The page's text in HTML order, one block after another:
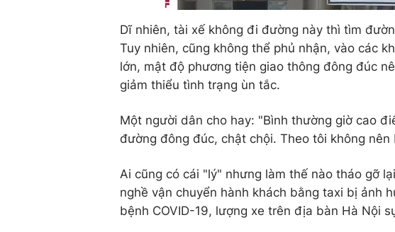
Dĩ nhiên, tài xế không đi đường này thì tìm
Tuy nhiên, cũng không thể phủ nhận, vào các
lớn, mật độ phương tiện giao thông đông đúc
giảm thiểu tình trạng ùn tắc.
Một người dân cho hay: "Bình thường giờ cao
đường đông đúc, chật chội. Theo tôi không nên
Ai cũng có cái "lý" nhưng làm thế nào tháo gỡ
nghề vận chuyển hành khách bằng taxi bị ảnh
bệnh COVID-19, lượng xe trên địa bàn Hà Nội